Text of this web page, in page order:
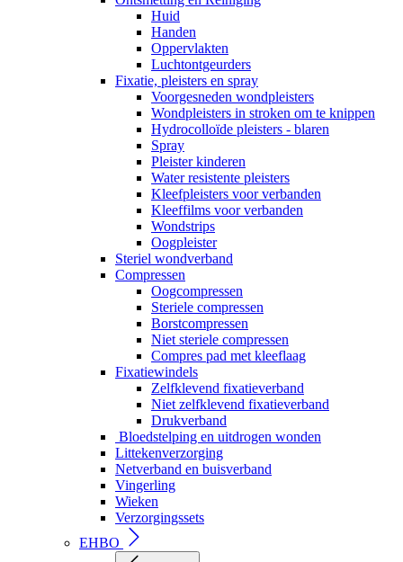
Huid
Handen
Oppervlakten
Luchtontgeurders
Fixatie, pleisters en spray
Voorgesneden wondpleisters
Wondpleisters in stroken om te knippen
Hydrocolloïde pleisters - blaren
Spray
Pleister kinderen
Water resistente pleisters
Kleefpleisters voor verbanden
Kleeffilms voor verbanden
Wondstrips
Oogpleister
Steriel wondverband
Compressen
Oogcompressen
Steriele compressen
Borstcompressen
Niet steriele compressen
Compres pad met kleeflaag
Fixatiewindels
Zelfklevend fixatieverband
Niet zelfklevend fixatieverband
Drukverband
Bloedstelping en uitdrogen wonden
Littekenverzorging
Netverband en buisverband
Vingerling
Wieken
Verzorgingssets
EHBO